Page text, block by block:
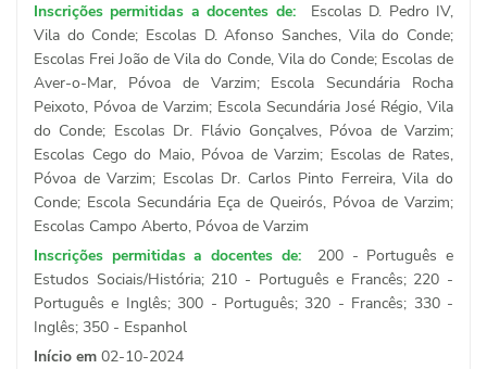
Inscrições permitidas a docentes de:
Escolas D. Pedro IV,
Vila do Conde; Escolas D. Afonso Sanches, Vila do Conde;
Escolas Frei João de Vila do Conde, Vila do Conde; Escolas de
Aver-o-Mar, Póvoa de Varzim; Escola Secundária Rocha
Peixoto, Póvoa de Varzim; Escola Secundária José Régio, Vila
do Conde; Escolas Dr. Flávio Gonçalves, Póvoa de Varzim;
Escolas Cego do Maio, Póvoa de Varzim; Escolas de Rates,
Póvoa de Varzim; Escolas Dr. Carlos Pinto Ferreira, Vila do
Conde; Escola Secundária Eça de Queirós, Póvoa de Varzim;
Escolas Campo Aberto, Póvoa de Varzim
Inscrições permitidas a docentes de:
200 - Português e
Estudos Sociais/História; 210 - Português e Francês; 220 -
Português e Inglês; 300 - Português; 320 - Francês; 330 -
Inglês; 350 - Espanhol
Início em 02-10-2024